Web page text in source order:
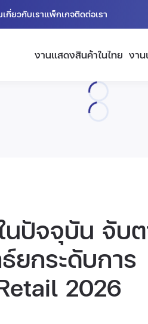
เกี่ยวกับเราแพ็กเกจติดต่อเรา
งานแสดงสินค้าในไทย งาน
นปัจจุบัน จับ
ยกระดับการ
2026